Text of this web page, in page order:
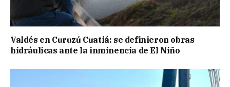
Valdés en Curuzú Cuatiá: se definieron obras
hidráulicas ante la inminencia de El Niño